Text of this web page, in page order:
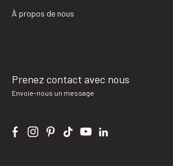
À propos de nous
Prenez contact avec nous
Envoie-nous un message